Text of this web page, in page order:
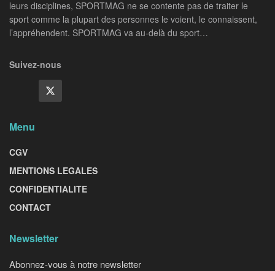
leurs disciplines, SPORTMAG ne se contente pas de traiter le
sport comme la plupart des personnes le voient, le connaissent,
l’appréhendent. SPORTMAG va au-delà du sport…
Suivez-nous
Menu
CGV
MENTIONS LEGALES
CONFIDENTIALITE
CONTACT
Newsletter
Abonnez-vous à notre newsletter